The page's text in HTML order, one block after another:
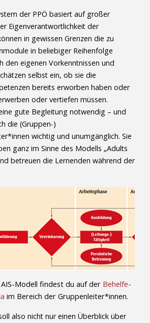
der PPÖ basiert auf großer
Eigenverantwortlichkeit der
in gewissen Grenzen die zu
in beliebiger Reihenfolge
den eigenen Vorkenntnissen und
selbst ein, ob sie die
bereits erworben haben oder
oder vertiefen müssen.
gute Begleitung notwendig – und
die (Gruppen-)
wichtig und unumgänglich. Sie
ganz im Sinne des Modells „Adults
betreuen die Lernenden während der
Modell findest du auf der Behelfe-
im Bereich der Gruppenleiter*innen.
also nicht nur einen Überblick über